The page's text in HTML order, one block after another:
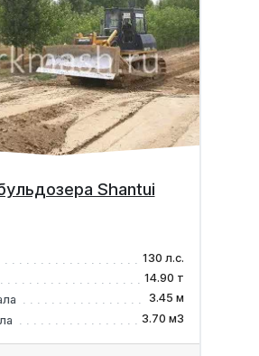
Shantui
130 л.с.
14.90 т
3.45 м
3.70 м3